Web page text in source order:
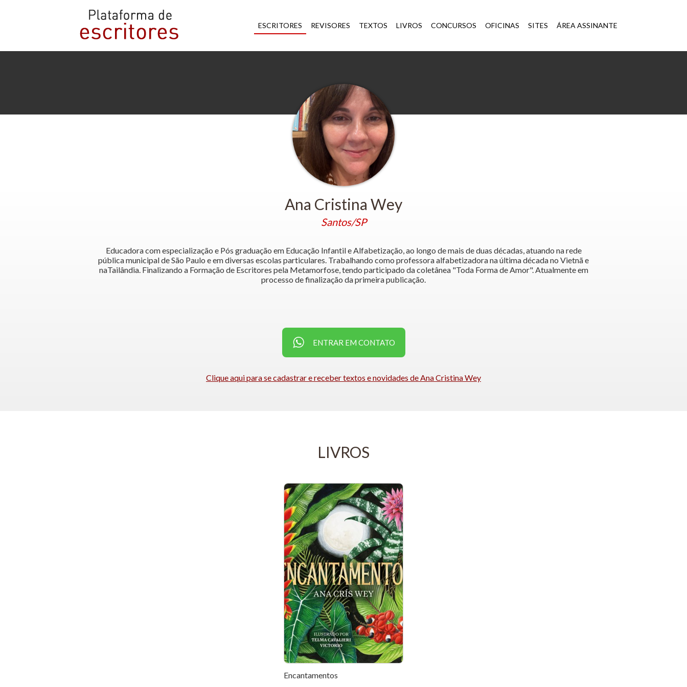
ESCRITORES REVISORES TEXTOS LIVROS CONCURSOS OFICINAS SITES ÁREA ASSINANTE
Ana Cristina Wey
Santos/SP
Educadora com especialização e Pós graduação em Educação Infantil e Alfabetização, ao longo de mais de duas décadas, atuando na rede
pública municipal de São Paulo e em diversas escolas particulares. Trabalhando como professora alfabetizadora na última década no Vietnã e
naTailândia. Finalizando a Formação de Escritores pela Metamorfose, tendo participado da coletânea "Toda Forma de Amor". Atualmente em
processo de finalização da primeira publicação.
ENTRAR EM CONTATO
Clique aqui para se cadastrar e receber textos e novidades de Ana Cristina Wey
LIVROS
Encantamentos